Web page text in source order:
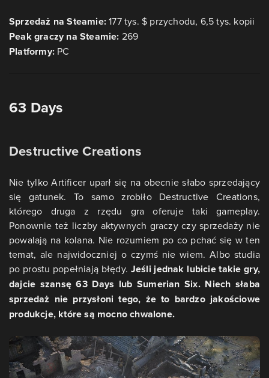
Sprzedaż na Steamie:177 tys. $ przychodu, 6,5 tys. kopii
Peak graczy na Steamie: 269
Platformy: PC
63 Days
Destructive Creations
Nie tylko Artificer uparł się na obecnie słabo sprzedający
się gatunek. To samo zrobiło Destructive Creations,
którego druga z rzędu gra oferuje taki gameplay.
Ponownie też liczby aktywnych graczy czy sprzedaży nie
powalają na kolana. Nie rozumiem po co pchać się w ten
temat, ale najwidoczniej o czymś nie wiem. Albo studia
po prostu popełniają błędy. Jeśli jednak lubicie takie gry,
dajcie szansę 63 Days lub Sumerian Six. Niech słaba
sprzedaż nie przysłoni tego, że to bardzo jakościowe
produkcje, które są mocno chwalone.